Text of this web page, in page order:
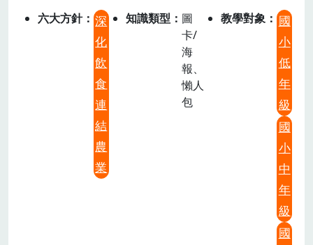
六大方針
深
化
飲
食
連
結
農
業
知識類型
圖
卡/
海
報、
懶人
包
教學對象
國
小
低
年
級
國
小
中
年
級
國